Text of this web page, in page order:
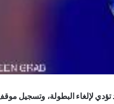
تؤدي لإلغاء البطولة، وتسجيل